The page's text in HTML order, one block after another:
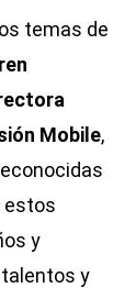
temas de
Mobile,
estos
y
y